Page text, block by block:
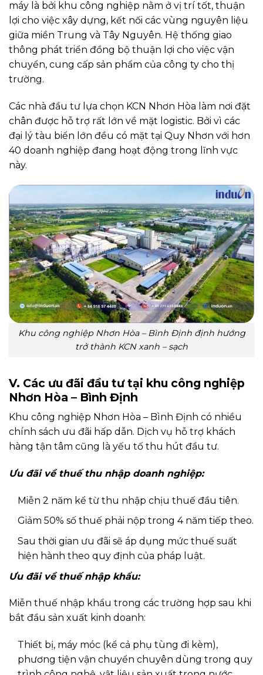
máy là bởi khu công nghiệp nằm ở vị trí tốt, thuận
lợi cho việc xây dựng, kết nối các vùng nguyên liệu
giữa miền Trung và Tây Nguyên. Hệ thống giao
thông phát triển đồng bộ thuận lợi cho việc vận
chuyển, cung cấp sản phẩm của công ty cho thị
trường.
Các nhà đầu tư lựa chọn KCN Nhơn Hòa làm nơi đặt
chân được hỗ trợ rất lớn về mặt logistic. Bởi vì các
đại lý tàu biển lớn đều có mặt tại Quy Nhơn với hơn
40 doanh nghiệp đang hoạt động trong lĩnh vực
này.
Khu công nghiệp Nhơn Hòa – Bình Định định hướng
trở thành KCN xanh – sạch
V. Các ưu đãi đầu tư tại khu công nghiệp
Nhơn Hòa – Bình Định
Khu công nghiệp Nhơn Hòa – Bình Định có nhiều
chính sách ưu đãi hấp dẫn. Dịch vụ hỗ trợ khách
hàng tận tâm cũng là yếu tố thu hút đầu tư.
Ưu đãi về thuế thu nhập doanh nghiệp:
Miễn 2 năm kể từ thu nhập chịu thuế đầu tiên.
Giảm 50% số thuế phải nộp trong 4 năm tiếp theo.
Sau thời gian ưu đãi sẽ áp dụng mức thuế suất
hiện hành theo quy định của pháp luật.
Ưu đãi về thuế nhập khẩu:
Miễn thuế nhập khẩu trong các trường hợp sau khi
bắt đầu sản xuất kinh doanh:
Thiết bị, máy móc (kể cả phụ tùng đi kèm),
phương tiện vận chuyển chuyên dùng trong quy